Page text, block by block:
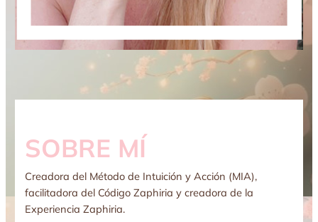
SOBRE MÍ
Creadora del Método de Intuición y Acción (MIA),
facilitadora del Código Zaphiria y creadora de la
Experiencia Zaphiria.